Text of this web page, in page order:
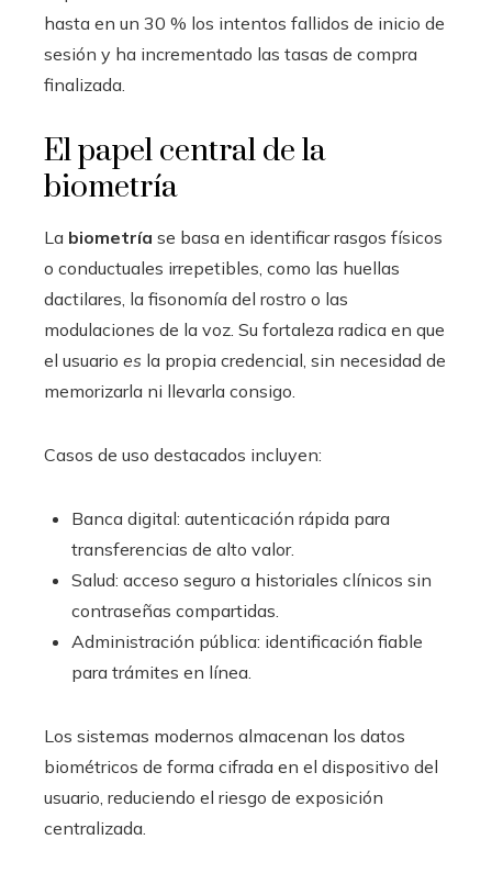
hasta en un 30 % los intentos fallidos de inicio de
sesión y ha incrementado las tasas de compra
finalizada.
El papel central de la
biometría
La biometría se basa en identificar rasgos físicos
o conductuales irrepetibles, como las huellas
dactilares, la fisonomía del rostro o las
modulaciones de la voz. Su fortaleza radica en que
el usuario es la propia credencial, sin necesidad de
memorizarla ni llevarla consigo.
Casos de uso destacados incluyen:
Banca digital: autenticación rápida para
transferencias de alto valor.
Salud: acceso seguro a historiales clínicos sin
contraseñas compartidas.
Administración pública: identificación fiable
para trámites en línea.
Los sistemas modernos almacenan los datos
biométricos de forma cifrada en el dispositivo del
usuario, reduciendo el riesgo de exposición
centralizada.